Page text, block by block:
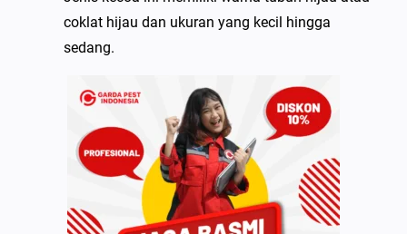
coklat hijau dan ukuran yang kecil hingga
sedang.